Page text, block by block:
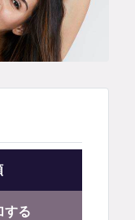
する